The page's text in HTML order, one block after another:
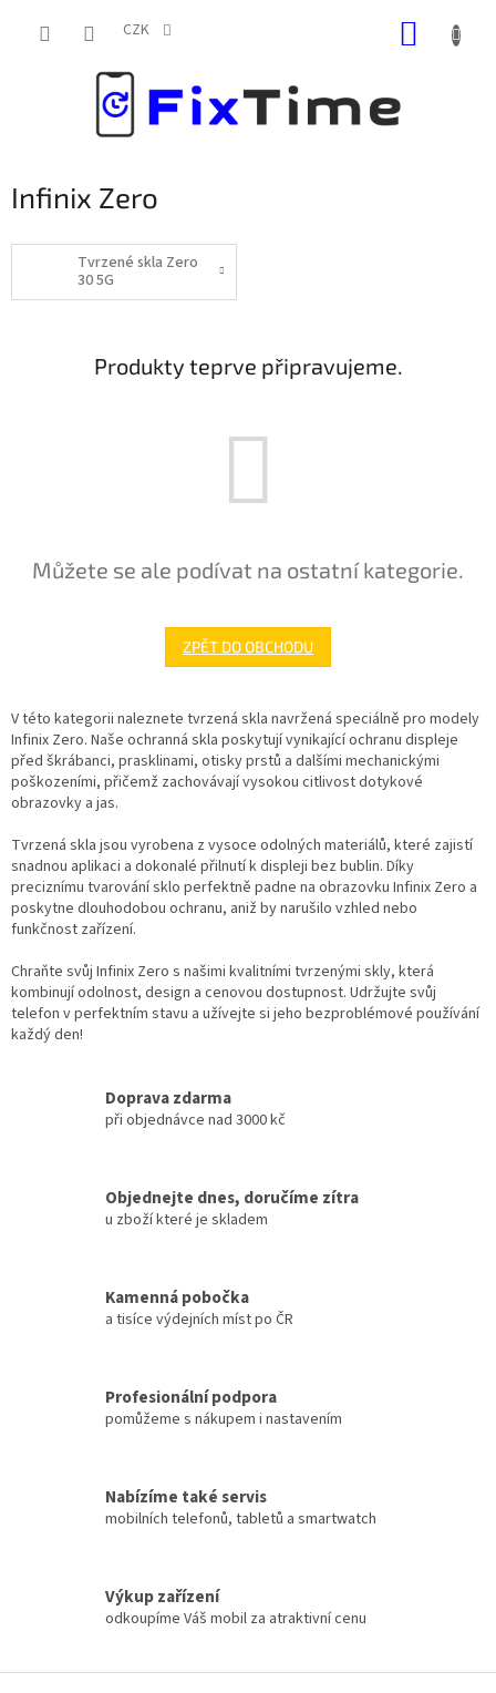
CZK
Infinix Zero
Tvrzené skla Zero
30 5G
Produkty teprve připravujeme.
Můžete se ale podívat na ostatní kategorie.
ZPĚT DO OBCHODU
V této kategorii naleznete tvrzená skla navržená speciálně pro modely
Infinix Zero. Naše ochranná skla poskytují vynikající ochranu displeje
před škrábanci, prasklinami, otisky prstů a dalšími mechanickými
poškozeními, přičemž zachovávají vysokou citlivost dotykové
obrazovky a jas.
Tvrzená skla jsou vyrobena z vysoce odolných materiálů, které zajistí
snadnou aplikaci a dokonalé přilnutí k displeji bez bublin. Díky
preciznímu tvarování sklo perfektně padne na obrazovku Infinix Zero a
poskytne dlouhodobou ochranu, aniž by narušilo vzhled nebo
funkčnost zařízení.
Chraňte svůj Infinix Zero s našimi kvalitními tvrzenými skly, která
kombinují odolnost, design a cenovou dostupnost. Udržujte svůj
telefon v perfektním stavu a užívejte si jeho bezproblémové používání
každý den!
Doprava zdarma
při objednávce nad 3000 kč
Objednejte dnes, doručíme zítra
u zboží které je skladem
Kamenná pobočka
a tisíce výdejních míst po ČR
Profesionální podpora
pomůžeme s nákupem i nastavením
Nabízíme také servis
mobilních telefonů, tabletů a smartwatch
Výkup zařízení
odkoupíme Váš mobil za atraktivní cenu